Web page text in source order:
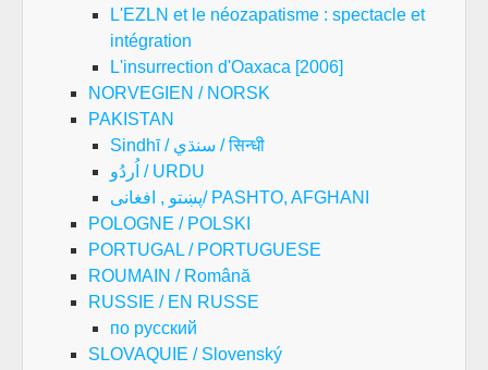
L'EZLN et le néozapatisme : spectacle et
intégration
L'insurrection d'Oaxaca [2006]
NORVEGIEN / NORSK
PAKISTAN
Sindhī / سنڌي / सिन्धी
اُردُو / URDU
پښتو , افغانی/ PASHTO, AFGHANI
POLOGNE / POLSKI
PORTUGAL / PORTUGUESE
ROUMAIN / Română
RUSSIE / EN RUSSE
по русский
SLOVAQUIE / Slovenský